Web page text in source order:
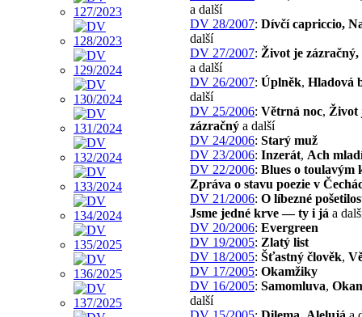
a další
DV 28/2007: Dívčí capriccio,
další
DV 27/2007: Život je
a další
DV 26/2007: Úplněk, Hladová
další
DV 25/2006: Větrná noc, Život
zázračný a další
DV 24/2006: Starý muž
DV 23/2006: Inzerát, Ach
DV 22/2006: Blues o toulavým
Zpráva o stavu poezie v
DV 21/2006: O líbezné
Jsme jedné krve — ty i já a
DV 20/2006: Evergreen
DV 19/2005: Zlatý list
DV 18/2005: Šťastný člověk,
DV 17/2005: Okamžiky
DV 16/2005: Samomluva,
další